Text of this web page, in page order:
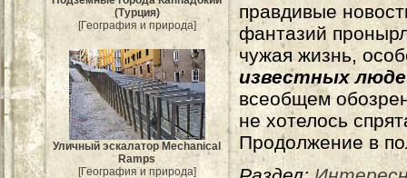
(Турция)
[География и природа]
Уличный эскалатор Mechanical
Ramps
[География и природа]
правдивые
фантазий
чужая жизнь,
известных
всеобщем
не хотелось
Продолжение в